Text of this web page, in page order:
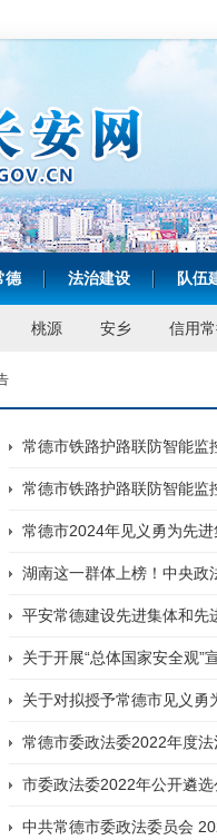
德 | 法治建设 | 队伍
桃源 安乡 信用
常德市铁路护路联防智能监
常德市铁路护路联防智能监
常德市2024年见义勇为先
湖南这一群体上榜！中央政
平安常德建设先进集体和先
关于开展“总体国家安全观”
关于对拟授予常德市见义
常德市委政法委2022年度
市委政法委2022年公开遴
中共常德市委政法委员会